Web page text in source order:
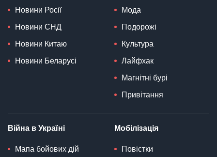
Новини Росії
Новини СНД
Новини Китаю
Новини Беларусі
Мода
Подорожі
Культура
Лайфхак
Магнітні бурі
Привітання
Війна в Україні
Мапа бойових дій
Мобілізація
Повістки